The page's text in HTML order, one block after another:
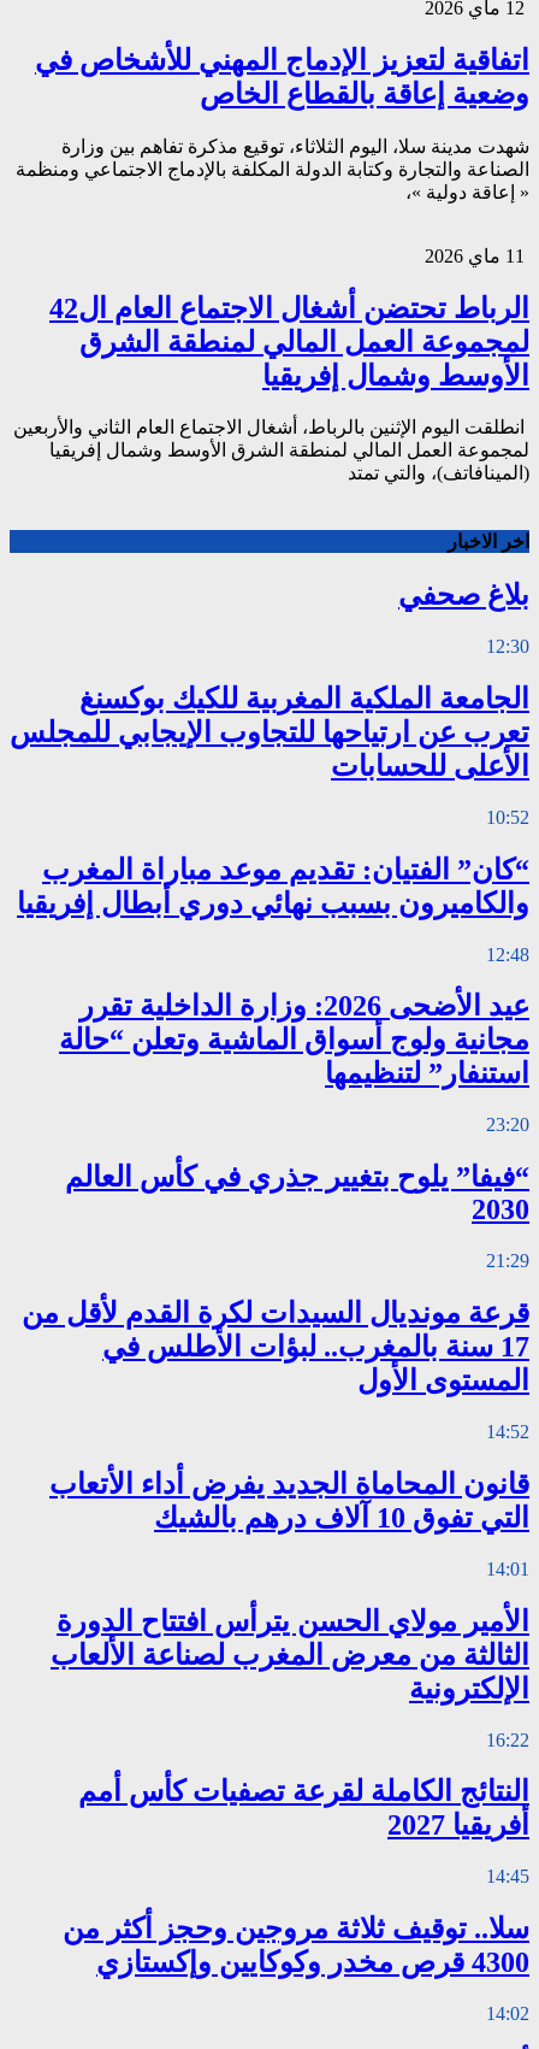
اتفاقية لتعزيز الإدماج المهني للأشخاص في
وضعية إعاقة بالقطاع الخاص
شهدت مدينة سلا، اليوم الثلاثاء، توقيع مذكرة تفاهم بين وزارة
الصناعة والتجارة وكتابة الدولة المكلفة بالإدماج الاجتماعي ومنظمة
« إعاقة دولية »،
الرباط تحتضن أشغال الاجتماع العام ال42
لمجموعة العمل المالي لمنطقة الشرق
الأوسط وشمال إفريقيا
انطلقت اليوم الإثنين بالرباط، أشغال الاجتماع العام الثاني والأربعين
لمجموعة العمل المالي لمنطقة الشرق الأوسط وشمال إفريقيا
(المينافاتف)، والتي تمتد
اخر الاخبار
بلاغ صحفي
12:30
الجامعة الملكية المغربية للكيك بوكسنغ
تعرب عن ارتياحها للتجاوب الإيجابي للمجلس
الأعلى للحسابات
10:52
“كان” الفتيان: تقديم موعد مباراة المغرب
والكاميرون بسبب نهائي دوري أبطال إفريقيا
12:48
عيد الأضحى 2026: وزارة الداخلية تقرر
مجانية ولوج أسواق الماشية وتعلن “حالة
استنفار” لتنظيمها
23:20
“فيفا” يلوح بتغيير جذري في كأس العالم
2030
21:29
قرعة مونديال السيدات لكرة القدم لأقل من
17 سنة بالمغرب.. لبؤات الأطلس في
المستوى الأول
14:52
قانون المحاماة الجديد يفرض أداء الأتعاب
التي تفوق 10 آلاف درهم بالشيك
14:01
الأمير مولاي الحسن يترأس افتتاح الدورة
الثالثة من معرض المغرب لصناعة الألعاب
الإلكترونية
16:22
النتائج الكاملة لقرعة تصفيات كأس أمم
أفريقيا 2027
14:45
سلا.. توقيف ثلاثة مروجين وحجز أكثر من
4300 قرص مخدر وكوكايين وإكستازي
14:02